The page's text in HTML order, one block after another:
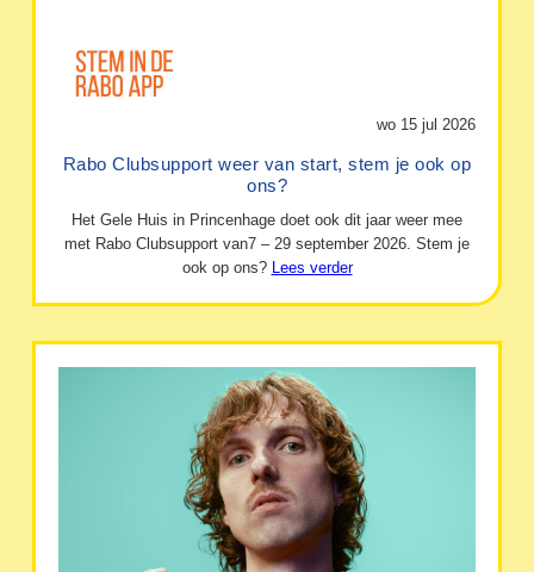
wo 15 jul 2026
Rabo Clubsupport weer van start, stem je ook op
ons?
Het Gele Huis in Princenhage doet ook dit jaar weer mee
met Rabo Clubsupport van7 – 29 september 2026. Stem je
ook op ons? Lees verder